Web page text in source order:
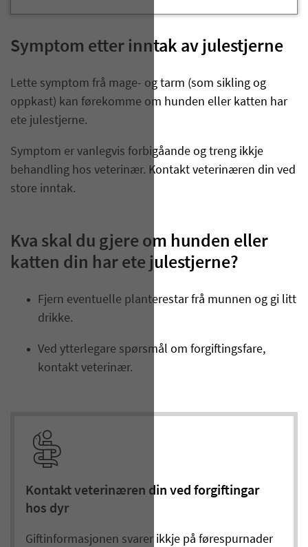
Symptom etter inntak av julestjerne
Lette symptom frå mage- og tarm (som sikling og
oppkast) kan førekomme om hunden eller katten har
ete julestjerne.
Symptom er vanlegvis forbigåande og treng ikkje
behandling hos veterinær. Kontakt veterinæren din ved
store inntak.
Kva skal du gjere om hunden eller
katten din har ete julestjerne?
Fjern eventuelle planterestar frå munnen og gi litt
drikke.
Ved ytterlegare spørsmål om forgiftingsfare,
kontakt veterinær.
Kontakt veterinæren din ved forgiftingar
hos dyr
Giftinformasjonen svarer ikkje på førespurnader